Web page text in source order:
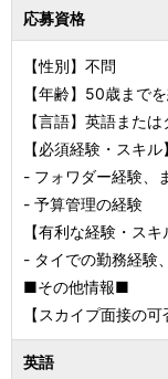
応募資格
【性別】不問
【年齢】50歳まで
【言語】英語また
【必須経験・スキル】
- フォワダー経験、
- 予算管理の経験
【有利な経験・スキ
- タイでの勤務経験
■その他情報■
【スカイプ面接の
英語